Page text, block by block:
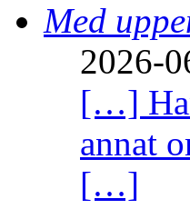
Med
2026-
[…]
annat
[…]